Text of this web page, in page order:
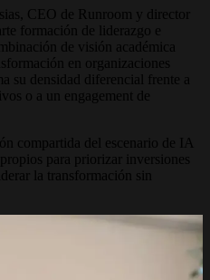
CEO de Runroom y director
formación de liderazgo e
de visión académica
en organizaciones
su densidad diferencial frente a
o a un engagement de
compartida del escenario de IA
para priorizar inversiones
la transformación sin